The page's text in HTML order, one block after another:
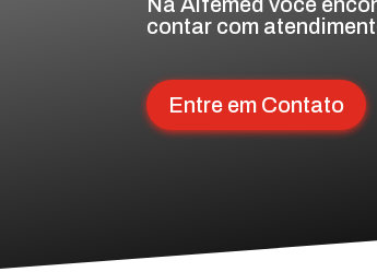
contar com
Entre em Contato